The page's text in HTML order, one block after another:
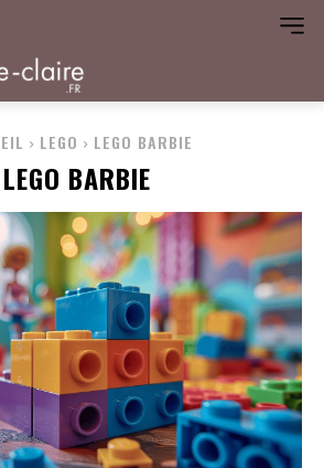
LEGO LEGO BARBIE
LEGO BARBIE